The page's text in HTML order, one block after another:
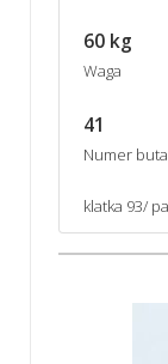
60 kg
Waga
41
Numer buta
klatka 93/